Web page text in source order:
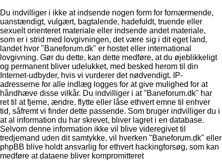
Du indvilliger i ikke at indsende nogen form for fornærmende,
uanstændigt, vulgært, bagtalende, hadefuldt, truende eller
sexuelt orienteret materiale eller indsende andet materiale,
som er i strid med lovgivningen, det være sig i dit eget land,
landet hvor "Baneforum.dk" er hostet eller international
lovgivning. Gør du dette, kan dette medføre, at du øjeblikkeligt
og permanent bliver udelukket, med besked herom til din
Internet-udbyder, hvis vi vurderer det nødvendigt. IP-
adresserne for alle indlæg logges for at give mulighed for at
håndhæve disse vilkår. Du indvilliger i at "Baneforum.dk" har
ret til at fjerne, ændre, flytte eller låse ethvert emne til enhver
tid, såfremt vi finder dette passende. Som bruger indvilliger du i
at al information du har skrevet, bliver lagret i en database.
Selvom denne information ikke vil blive videregivet til
tredjemand uden dit samtykke, vil hverken "Baneforum.dk" eller
phpBB blive holdt ansvarlig for ethvert hackingforsøg, som kan
medføre at dataene bliver kompromitteret